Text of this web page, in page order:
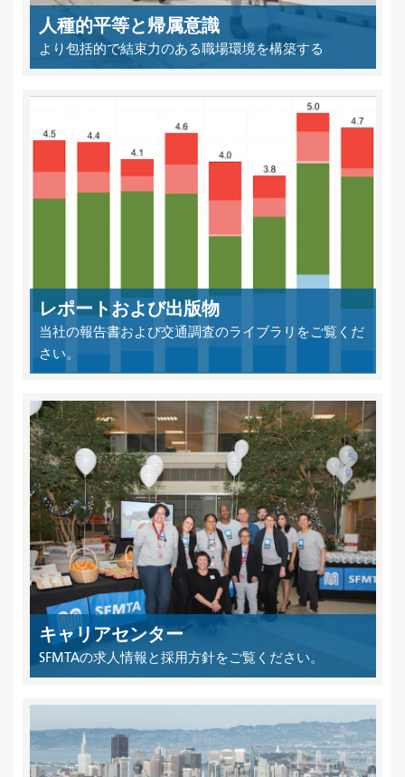
人種的平等と帰属意識
より包括的で結束力のある職場環境を構築する
レポートおよび出版物
当社の報告書および交通調査のライブラリをご覧くだ
さい。
キャリアセンター
SFMTAの求人情報と採用方針をご覧ください。